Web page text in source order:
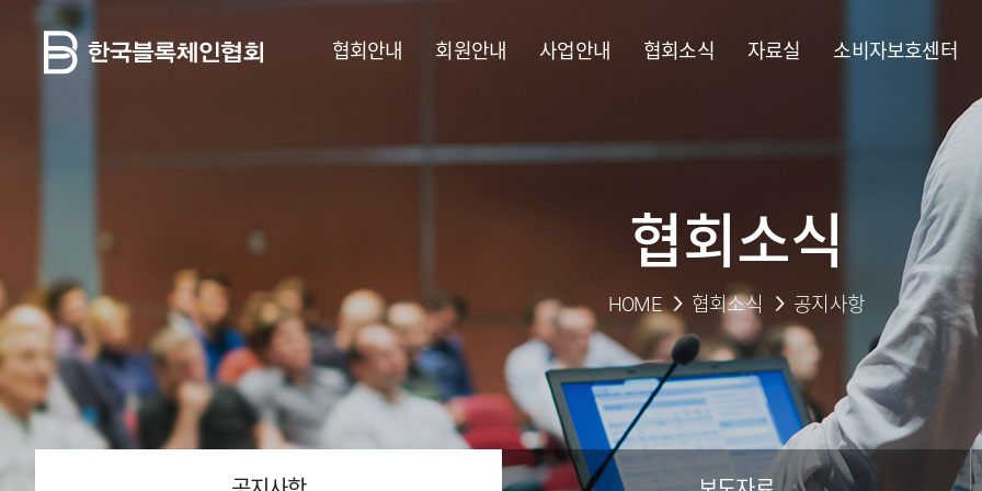
협회안내 회원안내 사업안내 협회소식 자료실 소비자보호센터
협회소식
HOME 협회소식 공지사항